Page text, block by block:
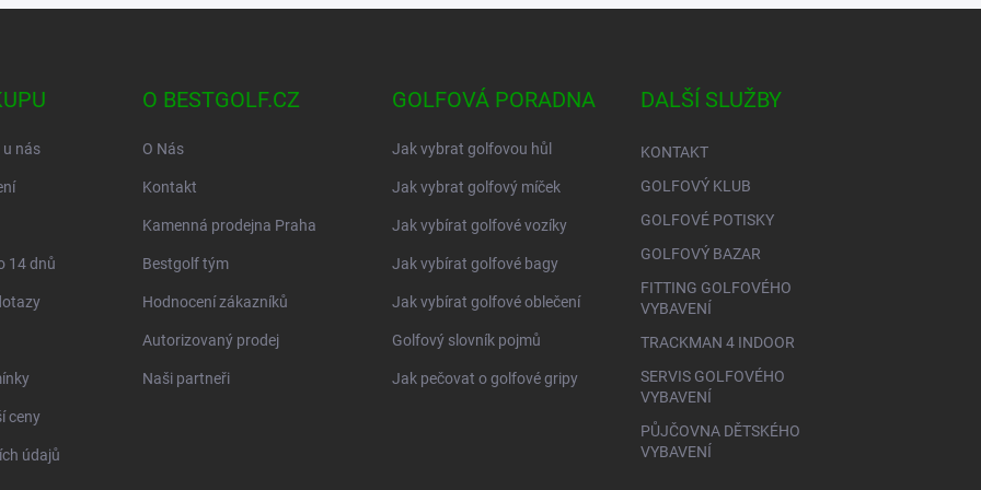
nás
14 dnů
ceny
údajů
O BESTGOLF.CZ
O Nás
Kontakt
Kamenná prodejna Praha
Bestgolf tým
Hodnocení zákazníků
Autorizovaný prodej
Naši partneři
GOLFOVÁ PORADNA
Jak vybrat golfovou hůl
Jak vybrat golfový míček
Jak vybírat golfové vozíky
Jak vybírat golfové bagy
Jak vybírat golfové oblečení
Golfový slovník pojmů
Jak pečovat o golfové gripy
DALŠÍ SLUŽBY
KONTAKT
GOLFOVÝ KLUB
GOLFOVÉ POTISKY
GOLFOVÝ BAZAR
FITTING GOLFOVÉHO
VYBAVENÍ
TRACKMAN 4 INDOOR
SERVIS GOLFOVÉHO
VYBAVENÍ
PŮJČOVNA DĚTSKÉHO
VYBAVENÍ